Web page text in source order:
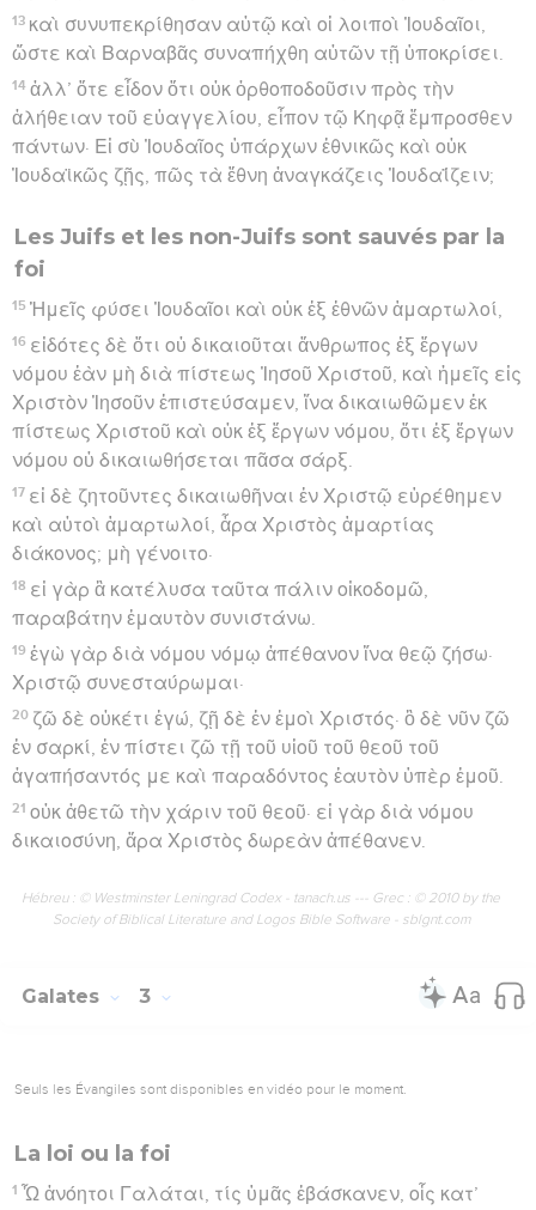
13 καὶ συνυπεκρίθησαν αὐτῷ καὶ οἱ λοιποὶ Ἰουδαῖοι,
ὥστε καὶ Βαρναβᾶς συναπήχθη αὐτῶν τῇ ὑποκρίσει.
14 ἀλλ’ ὅτε εἶδον ὅτι οὐκ ὀρθοποδοῦσιν πρὸς τὴν
ἀλήθειαν τοῦ εὐαγγελίου, εἶπον τῷ Κηφᾷ ἔμπροσθεν
πάντων· Εἰ σὺ Ἰουδαῖος ὑπάρχων ἐθνικῶς καὶ οὐκ
Ἰουδαϊκῶς ζῇς, πῶς τὰ ἔθνη ἀναγκάζεις Ἰουδαΐζειν;
Les Juifs et les non-Juifs sont sauvés par la
foi
15 Ἡμεῖς φύσει Ἰουδαῖοι καὶ οὐκ ἐξ ἐθνῶν ἁμαρτωλοί,
16 εἰδότες δὲ ὅτι οὐ δικαιοῦται ἄνθρωπος ἐξ ἔργων
νόμου ἐὰν μὴ διὰ πίστεως Ἰησοῦ Χριστοῦ, καὶ ἡμεῖς εἰς
Χριστὸν Ἰησοῦν ἐπιστεύσαμεν, ἵνα δικαιωθῶμεν ἐκ
πίστεως Χριστοῦ καὶ οὐκ ἐξ ἔργων νόμου, ὅτι ἐξ ἔργων
νόμου οὐ δικαιωθήσεται πᾶσα σάρξ.
17 εἰ δὲ ζητοῦντες δικαιωθῆναι ἐν Χριστῷ εὑρέθημεν
καὶ αὐτοὶ ἁμαρτωλοί, ἆρα Χριστὸς ἁμαρτίας
διάκονος; μὴ γένοιτο·
18 εἰ γὰρ ἃ κατέλυσα ταῦτα πάλιν οἰκοδομῶ,
παραβάτην ἐμαυτὸν συνιστάνω.
19 ἐγὼ γὰρ διὰ νόμου νόμῳ ἀπέθανον ἵνα θεῷ ζήσω·
Χριστῷ συνεσταύρωμαι·
20 ζῶ δὲ οὐκέτι ἐγώ, ζῇ δὲ ἐν ἐμοὶ Χριστός· ὃ δὲ νῦν ζῶ
ἐν σαρκί, ἐν πίστει ζῶ τῇ τοῦ υἱοῦ τοῦ θεοῦ τοῦ
ἀγαπήσαντός με καὶ παραδόντος ἑαυτὸν ὑπὲρ ἐμοῦ.
21 οὐκ ἀθετῶ τὴν χάριν τοῦ θεοῦ· εἰ γὰρ διὰ νόμου
δικαιοσύνη, ἄρα Χριστὸς δωρεὰν ἀπέθανεν.
Hébreu : © Westminster Leningrad Codex - tanach.us --- Grec : © 2010 by the
Society of Biblical Literature and Logos Bible Software - sblgnt.com
Galates 3
Seuls les Évangiles sont disponibles en vidéo pour le moment.
La loi ou la foi
1 Ὦ ἀνόητοι Γαλάται, τίς ὑμᾶς ἐβάσκανεν, οἷς κατ’